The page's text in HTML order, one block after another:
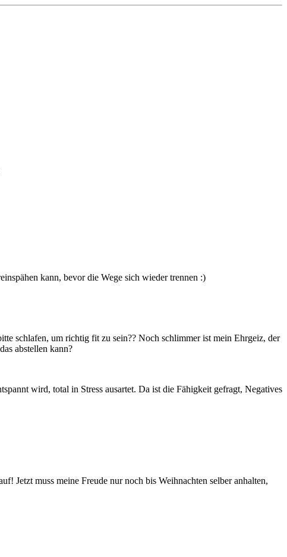
kann, bevor die Wege sich wieder trennen :)
schlafen, um richtig fit zu sein?? Noch schlimmer ist mein Ehrgeiz, der
abstellen kann?
wird, total in Stress ausartet. Da ist die Fähigkeit gefragt, Negatives
Jetzt muss meine Freude nur noch bis Weihnachten selber anhalten,